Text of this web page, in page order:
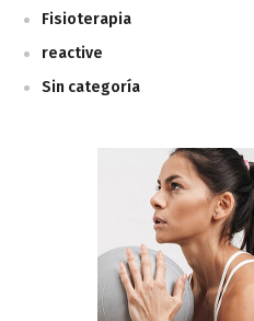
Fisioterapia
reactive
Sin categoría